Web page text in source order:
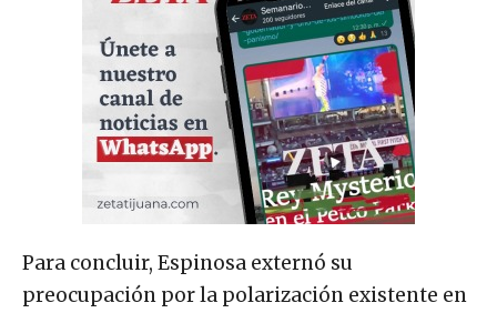
Para concluir, Espinosa externó su
preocupación por la polarización existente en